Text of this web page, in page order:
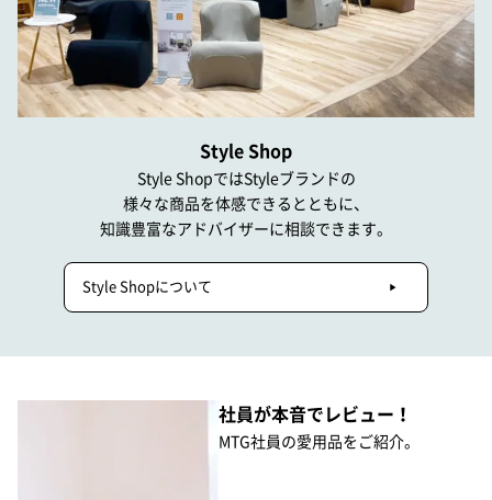
Style Shop
Style ShopではStyleブランドの
様々な商品を体感できるとともに、
知識豊富なアドバイザーに相談できます。
Style Shopについて
社員が本音でレビュー！
MTG社員の愛用品をご紹介。